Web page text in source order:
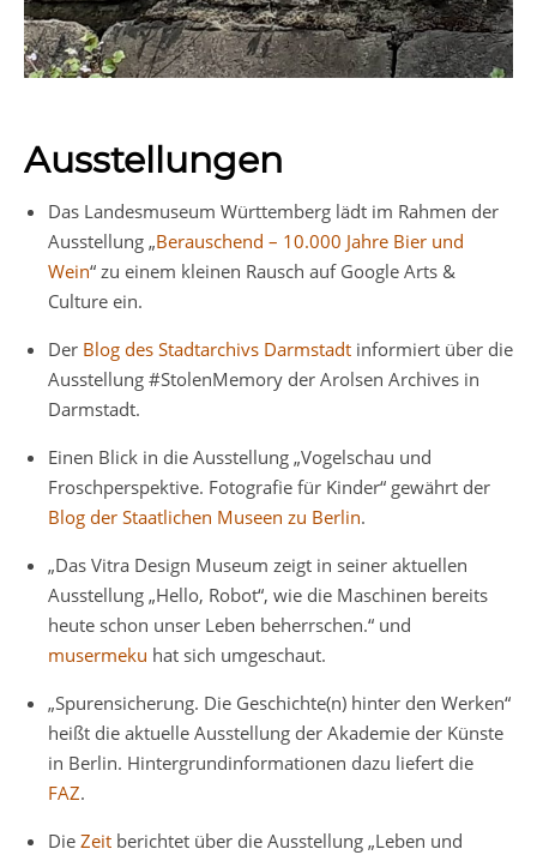
Ausstellungen
Das Landesmuseum Württemberg lädt im Rahmen der
Ausstellung „Berauschend – 10.000 Jahre Bier und
Wein“ zu einem kleinen Rausch auf Google Arts &
Culture ein.
Der Blog des Stadtarchivs Darmstadt informiert über die
Ausstellung #StolenMemory der Arolsen Archives in
Darmstadt.
Einen Blick in die Ausstellung „Vogelschau und
Froschperspektive. Fotografie für Kinder“ gewährt der
Blog der Staatlichen Museen zu Berlin.
„Das Vitra Design Museum zeigt in seiner aktuellen
Ausstellung „Hello, Robot“, wie die Maschinen bereits
heute schon unser Leben beherrschen.“ und
musermeku hat sich umgeschaut.
„Spurensicherung. Die Geschichte(n) hinter den Werken“
heißt die aktuelle Ausstellung der Akademie der Künste
in Berlin. Hintergrundinformationen dazu liefert die
FAZ.
Die Zeit berichtet über die Ausstellung „Leben und